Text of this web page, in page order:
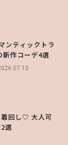
ンティックトラ
新作コーデ4選
回し♡ 大人可
選
服は？夏の思い
り
ンティックトラ
作コーデ4選
可愛すぎ♡ 紀
ッグ”は夏の強
月号増刊】
カート”でさり
アンスを楽しめ